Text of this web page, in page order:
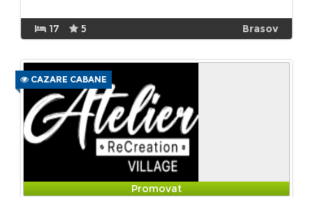
17 5 Brasov
CAZARE CABANE
Promovat